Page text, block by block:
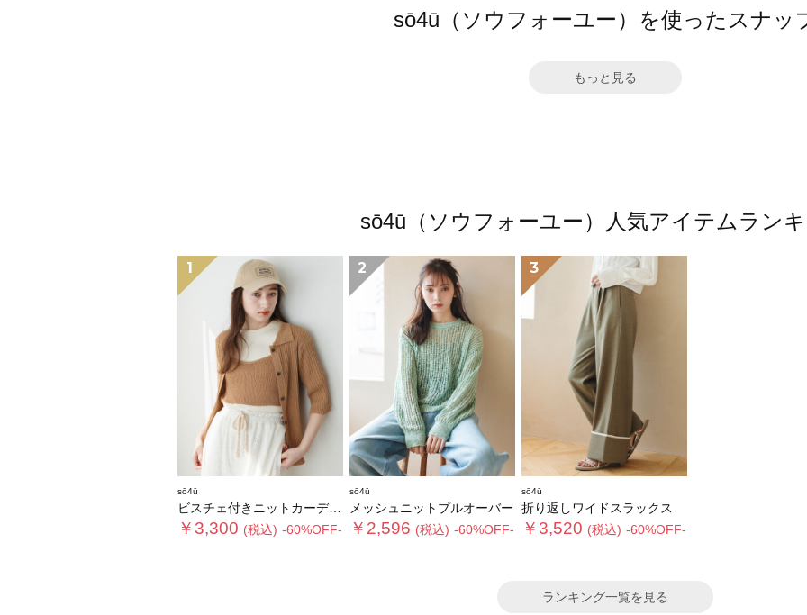
sō4ū（ソウフォーユー）を使ったスナッ
もっと見る
sō4ū（ソウフォーユー）人気アイテムラン
1
sō4ū
ビスチェ付きニットカーディガン
￥3,300 (税込) -60%OFF-
2
sō4ū
メッシュニットプルオーバー
￥2,596 (税込) -60%OFF-
3
sō4ū
折り返しワイドスラックス
￥3,520 (税込) -60%OFF-
ランキング一覧を見る